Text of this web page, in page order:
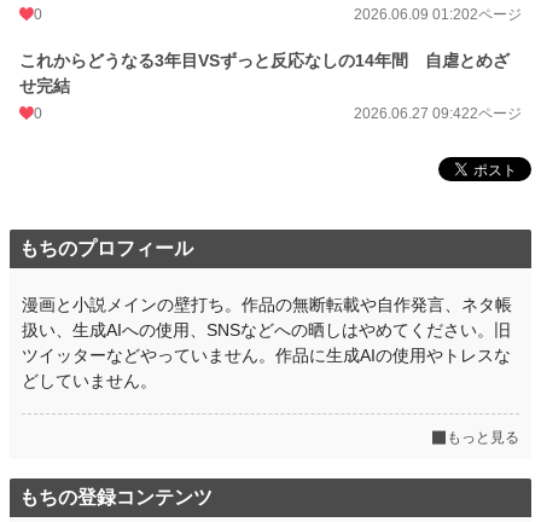
0 2026.06.09 01:202ページ
これからどうなる3年目VSずっと反応なしの14年間 自虐とめざ
せ完結
0 2026.06.27 09:422ページ
もちのプロフィール
漫画と小説メインの壁打ち。作品の無断転載や自作発言、ネタ帳
扱い、生成AIへの使用、SNSなどへの晒しはやめてください。旧
ツイッターなどやっていません。作品に生成AIの使用やトレスな
どしていません。
もっと見る
もちの登録コンテンツ